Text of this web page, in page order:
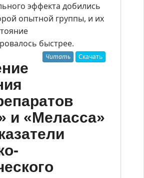
эффекта добились
опытной группы, и их
быстрее.
Читать Скачать
и «Меласса»